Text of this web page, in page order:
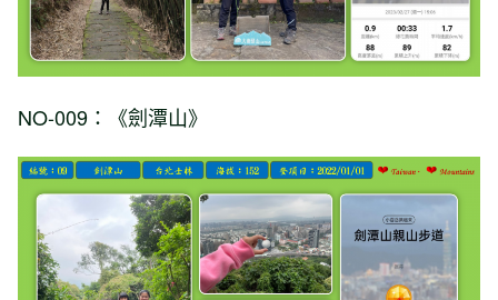
NO-009：《劍潭山》